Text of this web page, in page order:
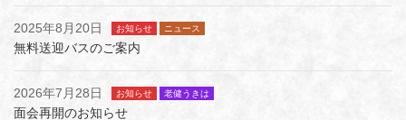
2025年8月20日 お知らせ ニュース
無料送迎バスのご案内
2026年7月28日 お知らせ 老健うきは
面会再開のお知らせ